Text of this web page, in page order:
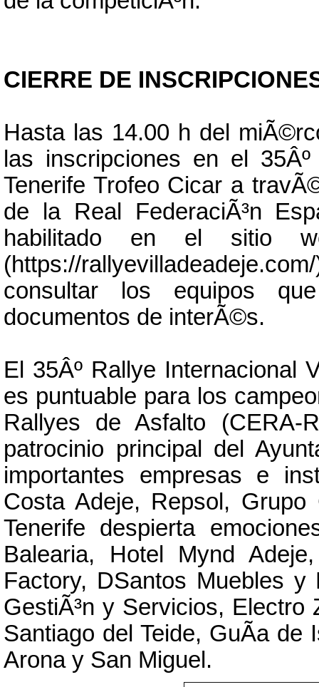
CIERRE DE
Hasta las 14.00 h del
las inscripciones en el
Tenerife Trofeo Cicar a
de la Real FederaciÃ³n
habilitado en el sitio
(https://
consultar los equipos
documentos de interÃ©s.
El 35Âº Rallye Internacional
es puntuable para los
Rallyes de Asfalto
patrocinio principal del
importantes empresas e
Costa Adeje, Repsol, Grupo
Tenerife despierta
Balearia, Hotel Mynd
Factory, DSantos Muebles
GestiÃ³n y Servicios,
Santiago del Teide, GuÃ­a de
Arona y San Miguel.